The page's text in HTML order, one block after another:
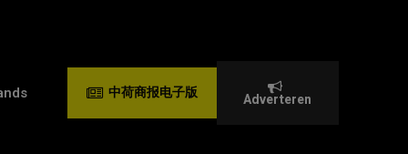
中荷商报电子版 Adverteren